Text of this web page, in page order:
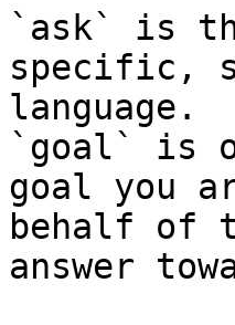
`ask` is
specific,
language.
`goal` is
goal you
behalf of
answer